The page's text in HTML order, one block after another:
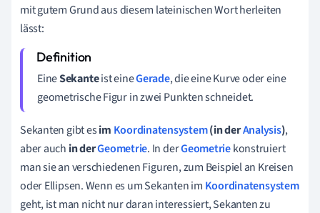
mit gutem Grund aus diesem lateinischen Wort herleiten
lässt:
EineSekanteist eineGerade, die eine Kurve oder eine
geometrische Figur in zwei Punkten schneidet.
Sekanten gibt esim Koordinatensystem(in derAnalysis),
aber auch in derGeometrie. In derGeometriekonstruiert
man sie an verschiedenen Figuren, zum Beispiel an Kreisen
oder Ellipsen. Wenn es um Sekanten im Koordinatensystem
geht, ist man nicht nur daran interessiert, Sekanten zu